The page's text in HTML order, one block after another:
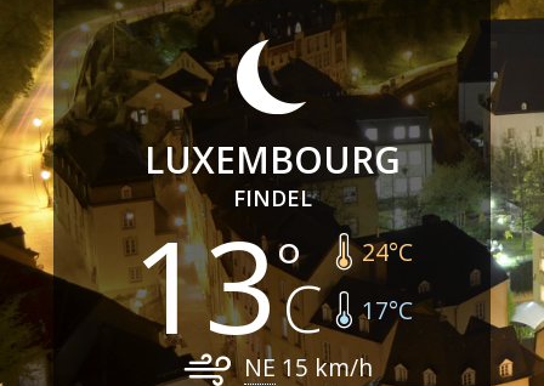
LUXEMBOURG
FINDEL
13 24°C
17°C
NE 15 km/h